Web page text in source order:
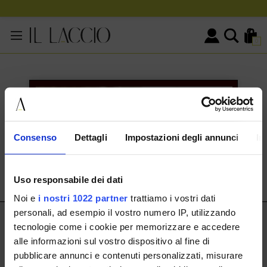
Consenso Dettagli Impostazioni degli annunci
Uso responsabile dei dati
Noi e i nostri 1022 partner trattiamo i vostri dati
personali, ad esempio il vostro numero IP, utilizzando
tecnologie come i cookie per memorizzare e accedere
alle informazioni sul vostro dispositivo al fine di
pubblicare annunci e contenuti personalizzati, misurare
0
KONTAKTINFORMATIONEN
Via Cassala 20 25126 Brescia
+393291008001
IL LACCIO
IL LACCIO